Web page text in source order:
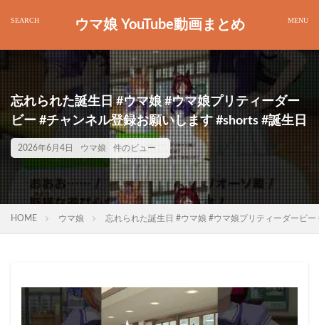
ウマ娘 YouTube動画まとめ
忘れられた誕生日 #ウマ娘 #ウマ娘プリティーダー
ビー #チャンネル登録お願いします #shorts #誕生日
2026年6月4日 ウマ娘 件のビュー
HOME ウマ娘 忘れられた誕生日 #ウマ娘 #ウマ娘プリティーダービ